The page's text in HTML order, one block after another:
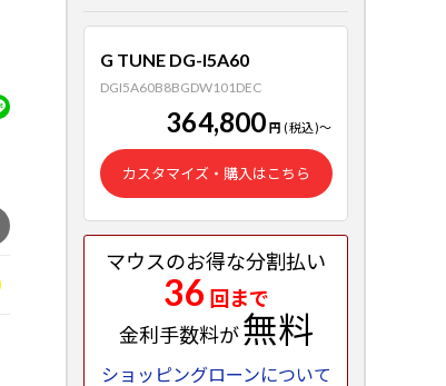
G TUNE DG-I5A60
DGI5A60B8BGDW101DEC
364,800 円 (税込)～
カスタマイズ・購入はこちら
マウスのお得な分割払い
36 回まで
金利手数料が無料
ショッピングローンについて